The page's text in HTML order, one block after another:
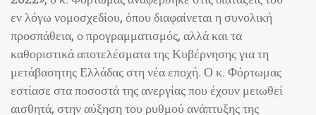
εν λόγω νομοσχεδίου, όπου διαφαίνεται η συνολική
προσπάθεια, ο προγραμματισμός, αλλά και τα
καθοριστικά αποτελέσματα της Κυβέρνησης για τη
μετάβασητης Ελλάδας στη νέα εποχή. Ο κ. Φόρτωμας
εστίασε στα ποσοστά της ανεργίας που έχουν μειωθεί
αισθητά, στην αύξηση του ρυθμού ανάπτυξης της